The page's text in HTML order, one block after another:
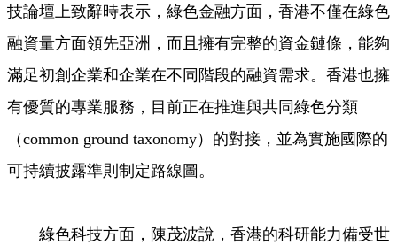
技論壇上致辭時表示，綠色金融方面，香港不僅在綠色
融資量方面領先亞洲，而且擁有完整的資金鏈條，能夠
滿足初創企業和企業在不同階段的融資需求。香港也擁
有優質的專業服務，目前正在推進與共同綠色分類
（common ground taxonomy）的對接，並為實施國際的
可持續披露準則制定路線圖。
綠色科技方面，陳茂波說，香港的科研能力備受世